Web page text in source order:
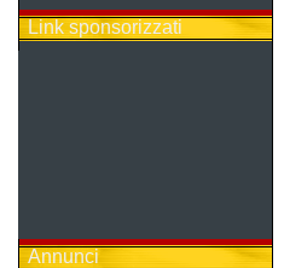
Link sponsorizzati
Annunci